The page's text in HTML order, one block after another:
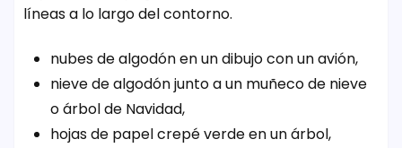
líneas a lo largo del contorno.
nubes de algodón en un dibujo con un avión,
nieve de algodón junto a un muñeco de nieve
o árbol de Navidad,
hojas de papel crepé verde en un árbol,